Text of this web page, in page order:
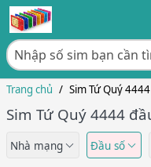
Trang chủ / Sim Tứ Quý
Sim Tứ Quý 4444
Nhà mạng Đầu số